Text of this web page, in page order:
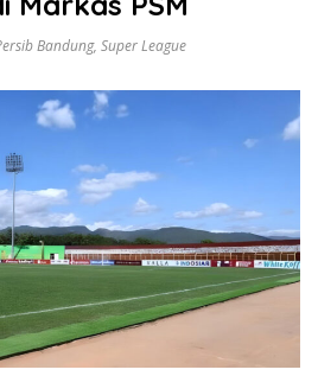
Bandung, Super League